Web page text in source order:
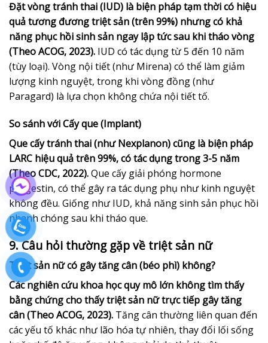
Đặt vòng tránh thai (IUD) là biện pháp tạm thời có hiệu
quả tương đương triệt sản (trên 99%) nhưng có khả
năng phục hồi sinh sản ngay lập tức sau khi tháo vòng
(Theo ACOG, 2023). IUD có tác dụng từ 5 đến 10 năm
(tùy loại). Vòng nội tiết (như Mirena) có thể làm giảm
lượng kinh nguyệt, trong khi vòng đồng (như
Paragard) là lựa chọn không chứa nội tiết tố.
So sánh với Cấy que (Implant)
Que cấy tránh thai (như Nexplanon) cũng là biện pháp
LARC hiệu quả trên 99%, có tác dụng trong 3-5 năm
(Theo CDC, 2022).Que cấy giải phóng hormone
progestin, có thể gây ra tác dụng phụ như kinh nguyệt
không đều. Giống như IUD, khả năng sinh sản phục hồi
nhanh chóng sau khi tháo que.
9. Câu hỏi thường gặp về triệt sản nữ
Triệt sản nữ có gây tăng cân (béo phì) không?
Các nghiên cứu khoa học quy mô lớn không tìm thấy
bằng chứng cho thấy triệt sản nữ trực tiếp gây tăng
cân (Theo ACOG, 2023). Tăng cân thường liên quan đến
các yếu tố khác như lão hóa tự nhiên, thay đổi lối sống